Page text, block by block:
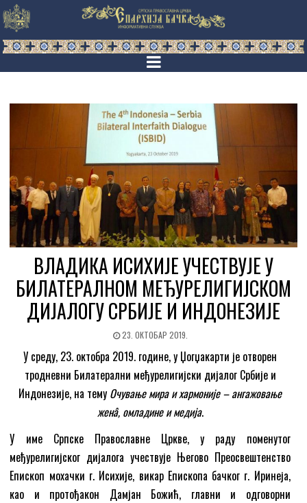
ВЛАДИКА ИСИХИЈЕ УЧЕСТВУЈЕ У
БИЛАТЕРАЛНОМ МЕЂУРЕЛИГИЈСКОМ
ДИЈАЛОГУ СРБИЈЕ И ИНДОНЕЗИЈЕ
23. ОКТОБАР 2019.
У среду, 23. октобра 2019. године, у Џогџакарти је отворен
тродневни Билатерални међурелигијски дијалог Србије и
Индонезије, на тему Очување мира и хармоније – ангажовање
женâ, омладине и медија.
У име Српске Православне Цркве, у раду поменутог
међурелигијског дијалога учествује Његово Преосвештенство
Епископ мохачки г. Исихије, викар Епископа бачког г. Иринеја,
као и протођакон Дамјан Божић, главни и одговорни